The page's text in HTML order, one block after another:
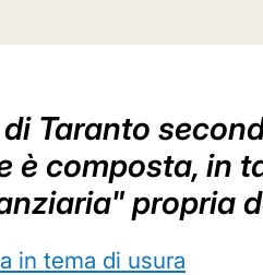
Taranto
è composta, in
propria
in tema di usura